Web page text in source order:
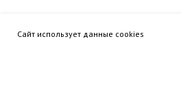
Сайт использует данные cookies